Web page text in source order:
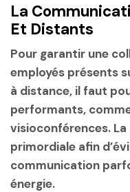
La
Et Distants
Pour garantir une
employés présents
à distance, il faut
performants,
visioconférences.
primordiale afin
communication
énergie.